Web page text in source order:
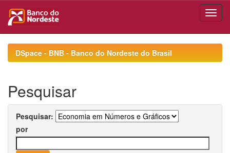
navigationDSpace - BNB - Banco do Nordeste do Brasil
Pesquisar
Pesquisar:
por